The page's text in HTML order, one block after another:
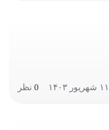
۱۱ شهریور ۱۴۰۳ 0 نظر